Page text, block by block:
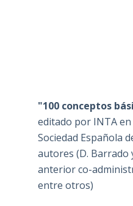
"100 conceptos
editado por INTA
Sociedad Española
autores (D. Barrado
anterior co-
entre otros)